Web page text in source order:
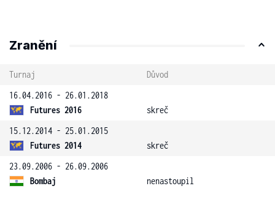
Zranění
Turnaj
Důvod
16.04.2016 - 26.01.2018
Futures 2016
skreč
15.12.2014 - 25.01.2015
Futures 2014
skreč
23.09.2006 - 26.09.2006
Bombaj
nenastoupil